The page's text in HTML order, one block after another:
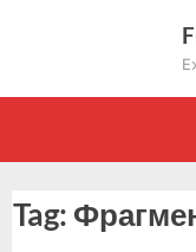
Tag: